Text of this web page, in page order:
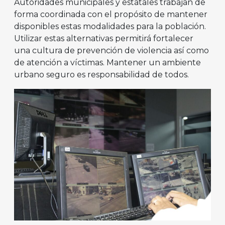
Autoridades municipales y estatales trabajan de
forma coordinada con el propósito de mantener
disponibles estas modalidades para la población.
Utilizar estas alternativas permitirá fortalecer
una cultura de prevención de violencia así como
de atención a víctimas. Mantener un ambiente
urbano seguro es responsabilidad de todos.